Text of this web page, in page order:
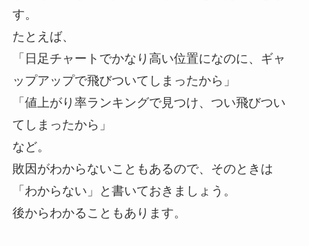
す。
たとえば、
「日足チャートでかなり高い位置になのに、ギャ
ップアップで飛びついてしまったから」
「値上がり率ランキングで見つけ、つい飛びつい
てしまったから」
など。
敗因がわからないこともあるので、そのときは
「わからない」と書いておきましょう。
後からわかることもあります。